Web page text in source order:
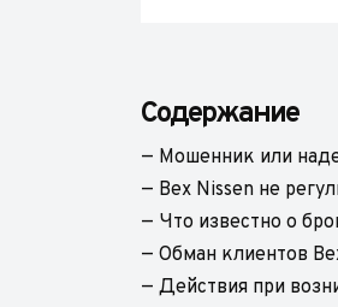
Содержание
— Мошенник или
— Bex Nissen не
— Что известно о
— Обман клиентов
— Действия при